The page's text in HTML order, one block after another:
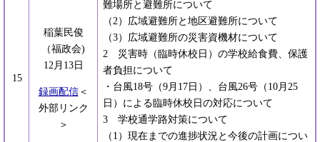
15
稲葉民俊
（福政会)
12月13日
録画配信＜
外部リンク
＞
難場所と避難所について
（2）広域避難所と地区避難所について
（3）広域避難所の災害資機材について
2 災害時（臨時休校日）の学校給食費、保護
者負担について
・台風18号（9月17日）、台風26号（10月25
日）による臨時休校日の対応について
3 学校通学路対策について
（1）現在までの進捗状況と今後の計画につい